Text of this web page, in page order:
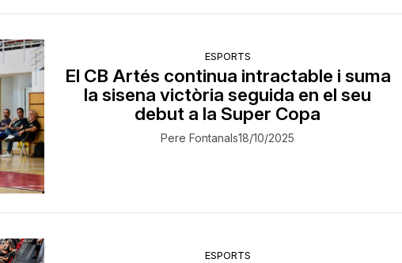
ESPORTS
El CB Artés continua intractable i suma
la sisena victòria seguida en el seu
debut a la Super Copa
Pere Fontanals18/10/2025
ESPORTS